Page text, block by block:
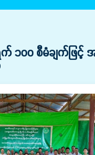
၁၀၀ စီမံချက်ဖြ